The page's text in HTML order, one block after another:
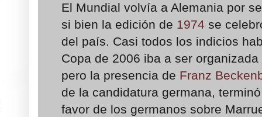
El Mundial volvía a Alemania por
si bien la edición de 1974 se
del país. Casi todos los indicios
Copa de 2006 iba a ser
pero la presencia de Franz
de la candidatura germana,
favor de los germanos sobre